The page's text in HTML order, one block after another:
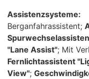
Assistenzsysteme:
Berganfahrassistent;
"Lane Assist"; Mit
Fernlichtassistent
View";